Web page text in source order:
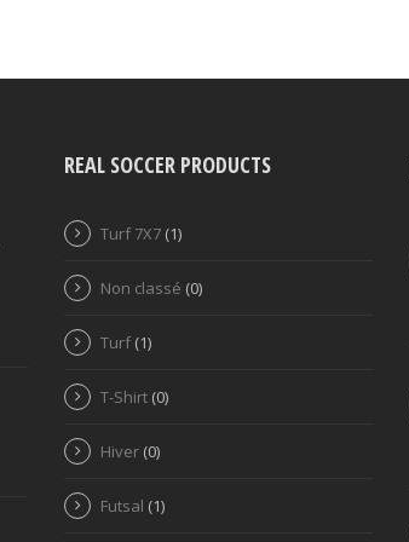
REAL SOCCER PRODUCTS
Turf 7X7 (1)
Non classé (0)
Turf (1)
T-Shirt (0)
Hiver (0)
Futsal (1)